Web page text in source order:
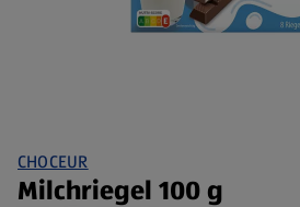
CHOCEUR
Milchriegel 100 g